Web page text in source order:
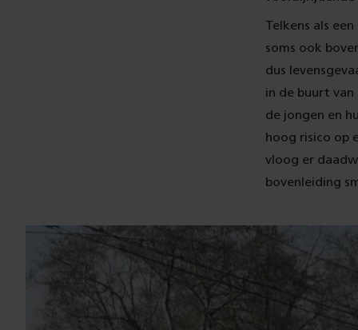
Telkens als
soms ook
dus
in de buurt van
de jongen en
hoog risico op
vloog er
bovenleiding